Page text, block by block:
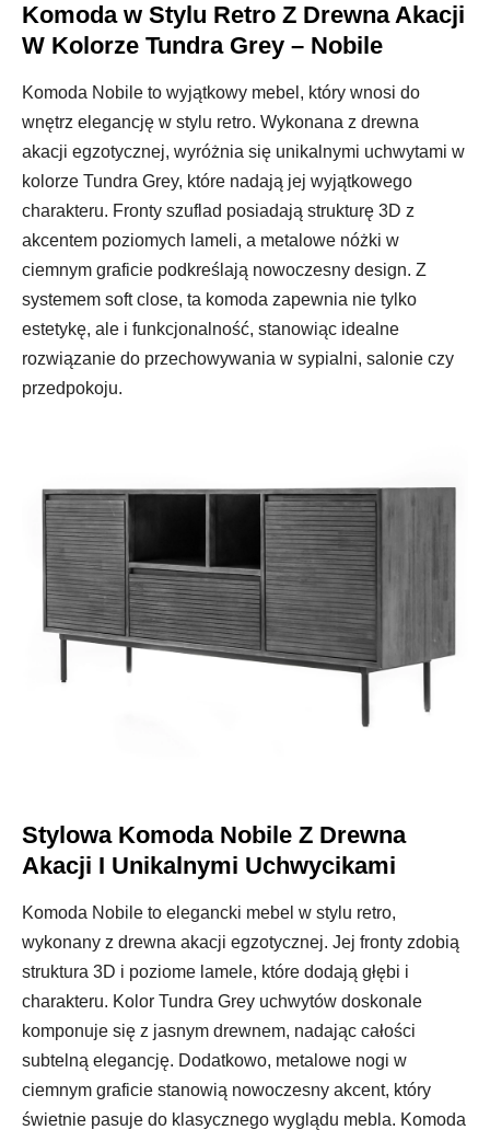
Komoda w Stylu Retro Z Drewna Akacji
W Kolorze Tundra Grey – Nobile
Komoda Nobile to wyjątkowy mebel, który wnosi do
wnętrz elegancję w stylu retro. Wykonana z drewna
akacji egzotycznej, wyróżnia się unikalnymi uchwytami w
kolorze Tundra Grey, które nadają jej wyjątkowego
charakteru. Fronty szuflad posiadają strukturę 3D z
akcentem poziomych lameli, a metalowe nóżki w
ciemnym graficie podkreślają nowoczesny design. Z
systemem soft close, ta komoda zapewnia nie tylko
estetykę, ale i funkcjonalność, stanowiąc idealne
rozwiązanie do przechowywania w sypialni, salonie czy
przedpokoju.
Stylowa Komoda Nobile Z Drewna
Akacji I Unikalnymi Uchwycikami
Komoda Nobile to elegancki mebel w stylu retro,
wykonany z drewna akacji egzotycznej. Jej fronty zdobią
struktura 3D i poziome lamele, które dodają głębi i
charakteru. Kolor Tundra Grey uchwytów doskonale
komponuje się z jasnym drewnem, nadając całości
subtelną elegancję. Dodatkowo, metalowe nogi w
ciemnym graficie stanowią nowoczesny akcent, który
świetnie pasuje do klasycznego wyglądu mebla. Komoda